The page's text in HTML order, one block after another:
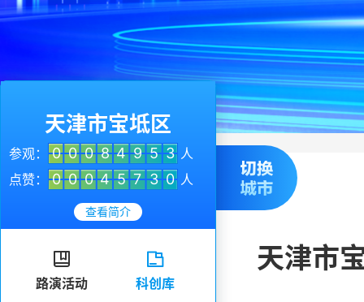
天津市
天津市宝坻区
参观： 0 0 0 8 4 9 5 3 人
点赞：
0 0 0 4 5 7 3 0 人
查看简介

路演活动

科创库